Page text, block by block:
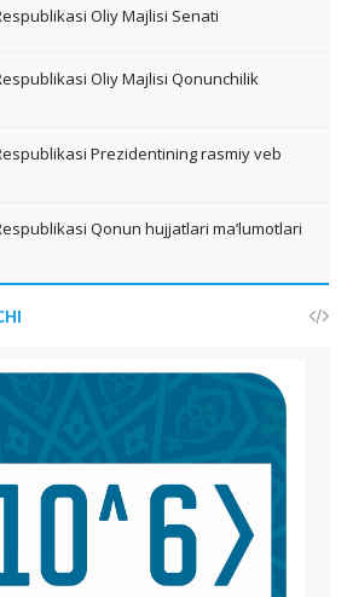
Oliy Majlisi Senati
Oliy Majlisi Qonunchilik
Prezidentining rasmiy veb
Qonun hujjatlari ma’lumotlari